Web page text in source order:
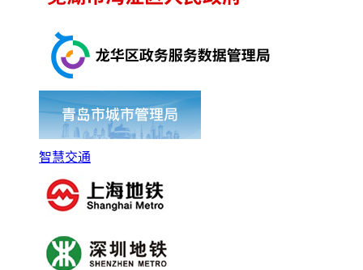
智慧交通